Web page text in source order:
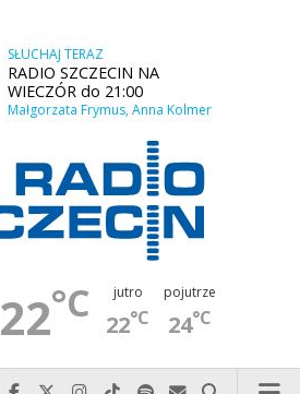
SŁUCHAJ TERAZ
RADIO SZCZECIN NA
WIECZÓR do 21:00
Małgorzata Frymus, Anna Kolmer
22°C jutro
22°C
pojutrze
24°C